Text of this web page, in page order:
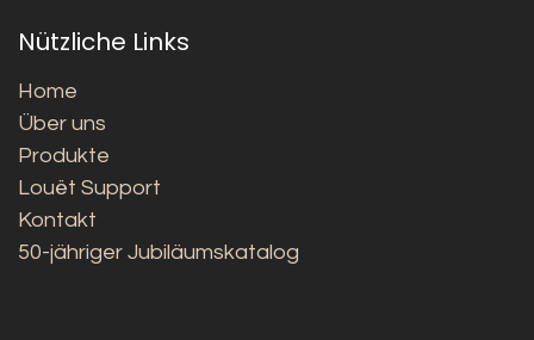
Nützliche Links
Home
Über uns
Produkte
Louët Support
Kontakt
50-jähriger Jubiläumskatalog